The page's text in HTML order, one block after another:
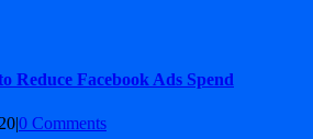
Reduce Facebook Ads Spend
|0 Comments